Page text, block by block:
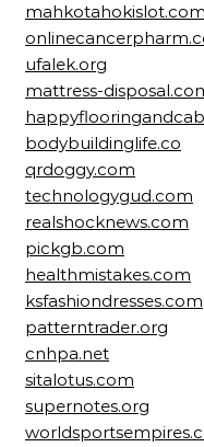
mahkotahokislot.com
ufalek.org
mattress-
bodybuildinglife.co
qrdoggy.com
technologygud.com
realshocknews.com
pickgb.com
healthmistakes.com
ksfashiondresses.com
patterntrader.org
cnhpa.net
sitalotus.com
supernotes.org